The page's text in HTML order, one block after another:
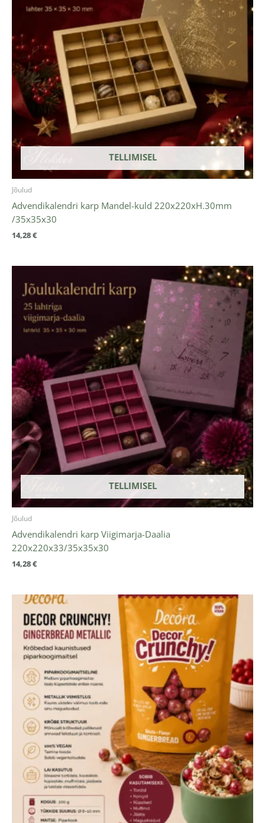
TELLIMISEL
Jõulud
Advendikalendri karp Mandel-kuld 220x220xH.30mm
/35x35x30
14,28€
TELLIMISEL
Jõulud
Advendikalendri karp Viigimarja-Daalia
220x220x33/35x35x30
14,28€